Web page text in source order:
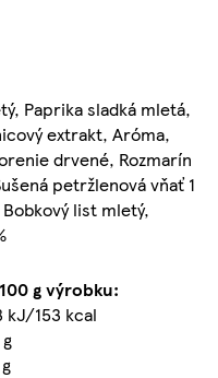
Paprika sladká mletá,
extrakt, Aróma,
drvené, Rozmarín
petržlenová vňať 1
list mletý,
g výrobku:
kJ/153 kcal